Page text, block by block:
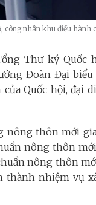
nhân khu điều hành
Thư ký Quốc
Đoàn Đại
Quốc hội, đại
thôn mới
nông thôn mới,
nông thôn
thành nhiệm vụ